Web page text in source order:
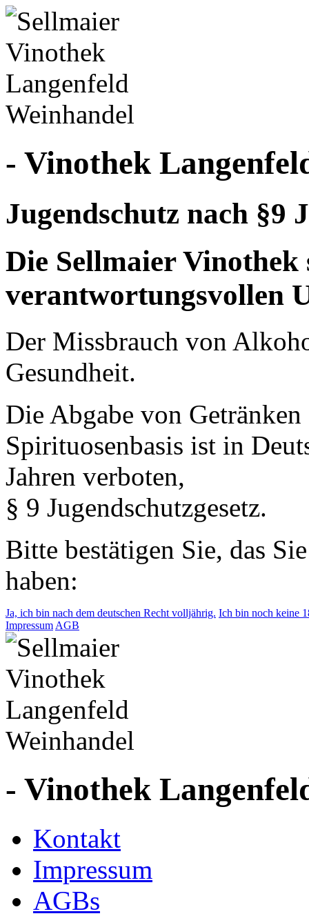
- Vinothek
Jugendschutz nach §9
Die Sellmaier Vinothek
verantwortungsvollen
Der Missbrauch von
Gesundheit.
Die Abgabe von
Spirituosenbasis ist in
Jahren verboten,
§ 9 Jugendschutzgesetz.
Bitte bestätigen Sie, das
haben:
Ja, ich bin nach dem deutschen Recht volljährig. Ich bin noch keine
Impressum AGB
- Vinothek
Kontakt
Impressum
AGBs